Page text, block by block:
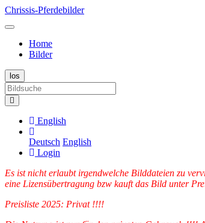
Chrissis-Pferdebilder
Home
Bilder
English
Deutsch English
Login
Es ist nicht erlaubt irgendwelche Bilddateien zu
eine Lizensübertragung bzw kauft das Bild unter
Preisliste 2025: Privat !!!!